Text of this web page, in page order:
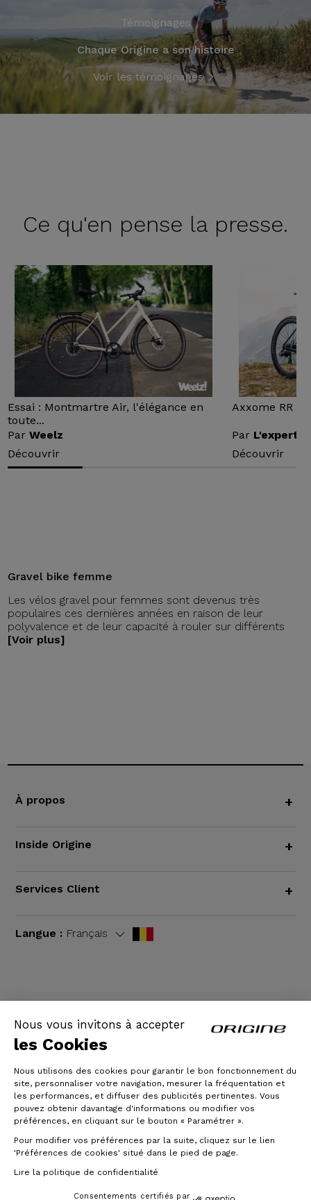
Nous vous invitons à accepter
les Cookies
Nous utilisons des cookies pour garantir le bon fonctionnement du
site, personnaliser votre navigation, mesurer la fréquentation et
les performances, et diffuser des publicités pertinentes. Vous
pouvez obtenir davantage d'informations ou modifier vos
préférences, en cliquant sur le bouton « Paramétrer ».
Pour modifier vos préférences par la suite, cliquez sur le lien
'Préférences de cookies' situé dans le pied de page.
Lire la politique de confidentialité
Consentements certifiés par
Témoignages
Chaque Origine a son histoire
Voir les témoignages
Ce qu'en pense la presse.
Essai : Montmartre Air, l'élégance en
toute...
ParWeelz
Découvrir
Axxome RR :
Par L'expert
Découvrir
Gravel bike femme
Les vélos gravel pour femmes sont devenus très
populaires ces dernières années en raison de leur
polyvalence et de leur capacité à rouler sur différents
[Voir plus]
À propos +
Inside Origine +
Services Client +
Langue : Français
© Origine Cycles